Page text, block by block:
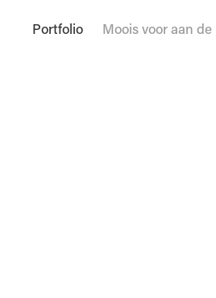
Portfolio Moois voor aan